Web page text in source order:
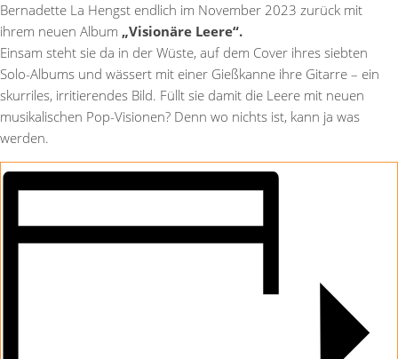
Bernadette La Hengst endlich im November 2023 zurück mit
ihrem neuen Album „Visionäre Leere“.
Einsam steht sie da in der Wüste, auf dem Cover ihres siebten
Solo-Albums und wässert mit einer Gießkanne ihre Gitarre – ein
skurriles, irritierendes Bild. Füllt sie damit die Leere mit neuen
musikalischen Pop-Visionen? Denn wo nichts ist, kann ja was
werden.